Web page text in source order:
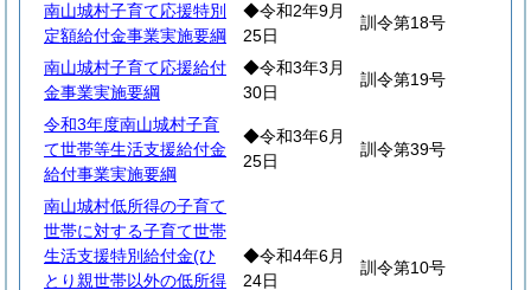
南山城村子育て応援特別
定額給付金事業実施要綱
◆令和2年9月
25日
訓令第18号
南山城村子育て応援給付
金事業実施要綱
◆令和3年3月
30日
訓令第19号
令和3年度南山城村子育
て世帯等生活支援給付金
給付事業実施要綱
◆令和3年6月
25日
訓令第39号
南山城村低所得の子育て
世帯に対する子育て世帯
生活支援特別給付金(ひ
とり親世帯以外の低所得
◆令和4年6月
24日
訓令第10号